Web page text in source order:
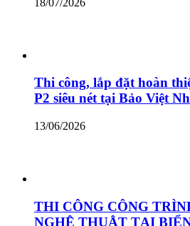
Thi công, lắp đặt hoàn
P2 siêu nét tại Bảo Việt
13/06/2026
THI CÔNG CÔNG
NGHỆ THUẬT TẠI